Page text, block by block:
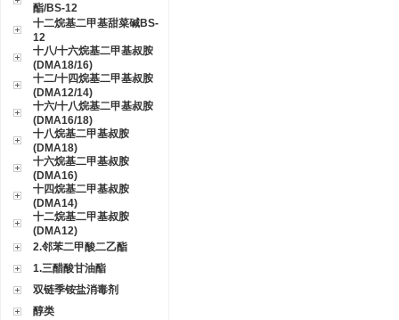
酯/BS-12
十二烷基二甲基甜菜碱BS-
12
十八/十六烷基二甲基叔胺
(DMA18/16)
十二/十四烷基二甲基叔胺
(DMA12/14)
十六/十八烷基二甲基叔胺
(DMA16/18)
十八烷基二甲基叔胺
(DMA18)
十六烷基二甲基叔胺
(DMA16)
十四烷基二甲基叔胺
(DMA14)
十二烷基二甲基叔胺
(DMA12)
2.邻苯二甲酸二乙酯
1.三醋酸甘油酯
双链季铵盐消毒剂
醇类